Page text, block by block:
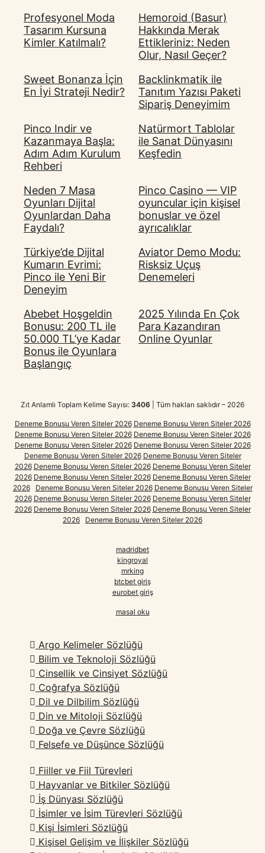
Profesyonel Moda
Tasarım Kursuna
Kimler Katılmalı?
Hemoroid (Basur)
Hakkında Merak
Ettikleriniz: Neden
Olur, Nasıl Geçer?
Sweet Bonanza İçin
En İyi Strateji Nedir?
Backlinkmatik ile
Tanıtım Yazısı Paketi
Sipariş Deneyimim
Pinco Indir ve
Kazanmaya Başla:
Adım Adım Kurulum
Rehberi
Natürmort Tablolar
ile Sanat Dünyasını
Keşfedin
Neden 7 Masa
Oyunları Dijital
Oyunlardan Daha
Faydalı?
Pinco Casino — VIP
oyuncular için kişisel
bonuslar ve özel
ayrıcalıklar
Türkiye’de Dijital
Kumarın Evrimi:
Pinco ile Yeni Bir
Deneyim
Aviator Demo Modu:
Risksiz Uçuş
Denemeleri
Abebet Hoşgeldin
Bonusu: 200 TL ile
50.000 TL’ye Kadar
Bonus ile Oyunlara
Başlangıç
2025 Yılında En Çok
Para Kazandıran
Online Oyunlar
Zıt Anlamlı Toplam Kelime Sayısı: 3406 | Tüm hakları saklıdır – 2026
Deneme Bonusu Veren Siteler 2026 Deneme Bonusu Veren Siteler 2026
Deneme Bonusu Veren Siteler 2026 Deneme Bonusu Veren Siteler 2026
Deneme Bonusu Veren Siteler 2026 Deneme Bonusu Veren Siteler 2026
Deneme Bonusu Veren Siteler 2026 Deneme Bonusu Veren Siteler
2026 Deneme Bonusu Veren Siteler 2026 Deneme Bonusu Veren Siteler
2026 Deneme Bonusu Veren Siteler 2026 Deneme Bonusu Veren Siteler
2026
Deneme Bonusu Veren Siteler 2026 Deneme Bonusu Veren Siteler
2026 Deneme Bonusu Veren Siteler 2026 Deneme Bonusu Veren Siteler
2026 Deneme Bonusu Veren Siteler 2026 Deneme Bonusu Veren Siteler
2026
Deneme Bonusu Veren Siteler 2026
madridbet
kingroyal
mrking
btcbet giriş
eurobet giriş
masal oku
Argo Kelimeler Sözlüğü
Bilim ve Teknoloji Sözlüğü
Cinsellik ve Cinsiyet Sözlüğü
Coğrafya Sözlüğü
Dil ve Dilbilim Sözlüğü
Din ve Mitoloji Sözlüğü
Doğa ve Çevre Sözlüğü
Felsefe ve Düşünce Sözlüğü
Fiiller ve Fiil Türevleri
Hayvanlar ve Bitkiler Sözlüğü
İş Dünyası Sözlüğü
İsimler ve İsim Türevleri Sözlüğü
Kişi İsimleri Sözlüğü
Kişisel Gelişim ve İlişkiler Sözlüğü